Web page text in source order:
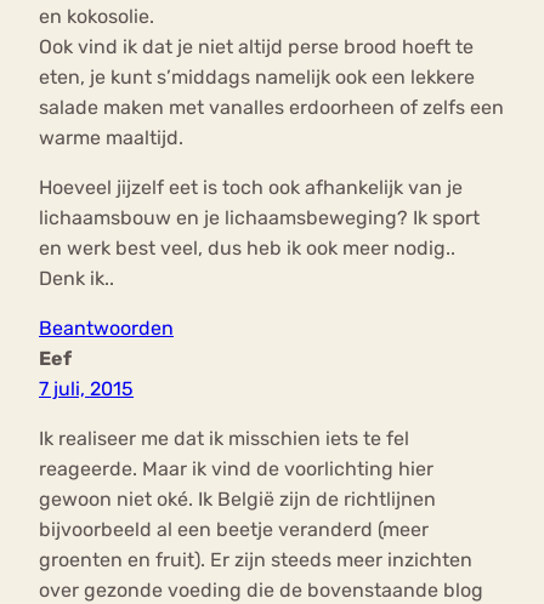
en kokosolie.
Ook vind ik dat je niet altijd perse brood hoeft te
eten, je kunt s’middags namelijk ook een lekkere
salade maken met vanalles erdoorheen of zelfs een
warme maaltijd.
Hoeveel jijzelf eet is toch ook afhankelijk van je
lichaamsbouw en je lichaamsbeweging? Ik sport
en werk best veel, dus heb ik ook meer nodig..
Denk ik..
Beantwoorden
Eef
7 juli, 2015
Ik realiseer me dat ik misschien iets te fel
reageerde. Maar ik vind de voorlichting hier
gewoon niet oké. Ik België zijn de richtlijnen
bijvoorbeeld al een beetje veranderd (meer
groenten en fruit). Er zijn steeds meer inzichten
over gezonde voeding die de bovenstaande blog